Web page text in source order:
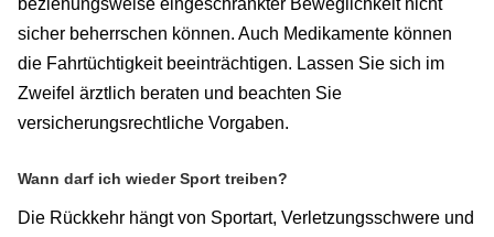
beziehungsweise eingeschränkter Beweglichkeit nicht
sicher beherrschen können. Auch Medikamente können
die Fahrtüchtigkeit beeinträchtigen. Lassen Sie sich im
Zweifel ärztlich beraten und beachten Sie
versicherungsrechtliche Vorgaben.
Wann darf ich wieder Sport treiben?
Die Rückkehr hängt von Sportart, Verletzungsschwere und